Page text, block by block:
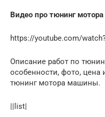
Видео про тюнинг
https://youtube.com/
Описание работ по
особенности, фото, цена
тюнинг мотора машины.
||list|